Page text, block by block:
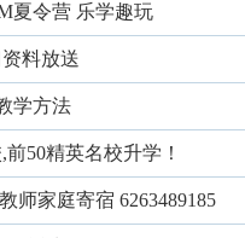
夏令营 乐学趣玩
料放送
学方法
50精英名校升学！
师家庭寄宿 6263489185